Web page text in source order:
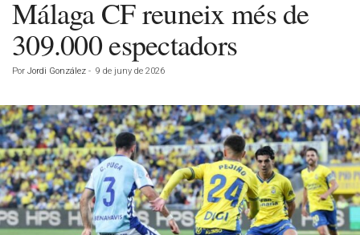
Málaga CF reuneix més de
309.000 espectadors
Por Jordi González - 9 de juny de 2026